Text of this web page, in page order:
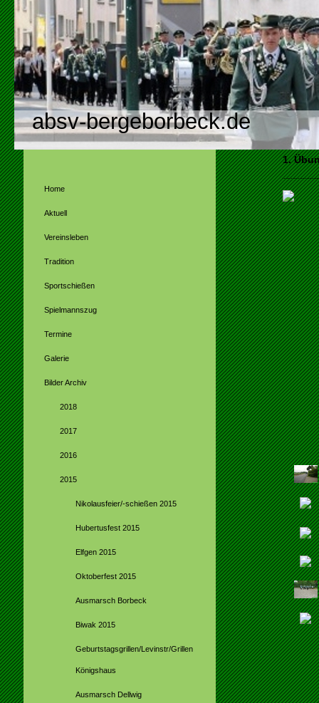
absv-bergeborbeck.de
1.
Home
Aktuell
Vereinsleben
Tradition
Sportschießen
Spielmannszug
Termine
Galerie
Bilder Archiv
2018
2017
2016
2015
Nikolausfeier/-schießen 2015
Hubertusfest 2015
Elfgen 2015
Oktoberfest 2015
Ausmarsch Borbeck
Biwak 2015
Geburtstagsgrillen/Levinstr/Grillen
Königshaus
Ausmarsch Dellwig